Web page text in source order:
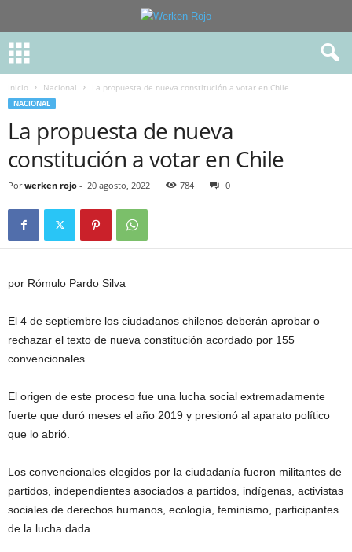
Inicio Nacional La propuesta de nueva constitución a votar en Chile
NACIONAL
La propuesta de nueva
constitución a votar en Chile
Por werken rojo - 20 agosto, 2022 784 0
por Rómulo Pardo Silva
El 4 de septiembre los ciudadanos chilenos deberán aprobar o
rechazar el texto de nueva constitución acordado por 155
convencionales.
El origen de este proceso fue una lucha social extremadamente
fuerte que duró meses el año 2019 y presionó al aparato político
que lo abrió.
Los convencionales elegidos por la ciudadanía fueron militantes de
partidos, independientes asociados a partidos, indígenas, activistas
sociales de derechos humanos, ecología, feminismo, participantes
de la lucha dada.